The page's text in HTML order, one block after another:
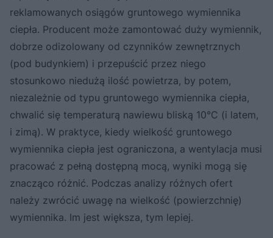
reklamowanych osiągów gruntowego wymiennika
ciepła. Producent może zamontować duży wymiennik,
dobrze odizolowany od czynników zewnętrznych
(pod budynkiem) i przepuścić przez niego
stosunkowo niedużą ilość powietrza, by potem,
niezależnie od typu gruntowego wymiennika ciepła,
chwalić się temperaturą nawiewu bliską 10°C (i latem,
i zimą). W praktyce, kiedy wielkość gruntowego
wymiennika ciepła jest ograniczona, a wentylacja musi
pracować z pełną dostępną mocą, wyniki mogą się
znacząco różnić. Podczas analizy różnych ofert
należy zwrócić uwagę na wielkość (powierzchnię)
wymiennika. Im jest większa, tym lepiej.